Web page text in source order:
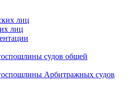
лиц
лиц
судов общей
Арбитражных судов